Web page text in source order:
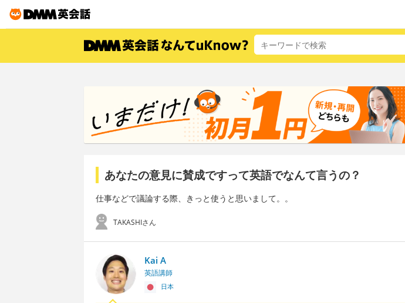
あなたの意見に賛成ですって英語でなんて言うの？
仕事などで議論する際、きっと使うと思いまして。。
TAKASHIさん
Kai A
英語講師
日本